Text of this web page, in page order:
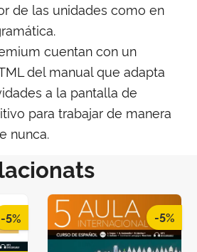
de las unidades como en
cuentan con un
del manual que adapta
a la pantalla de
para trabajar de manera
nunca.
-5% -5%